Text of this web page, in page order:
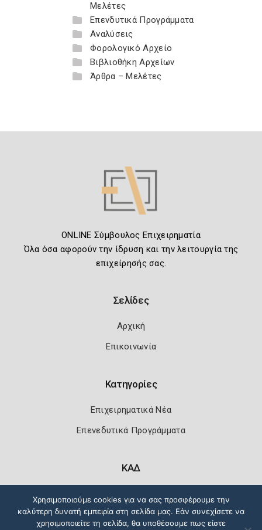
Μελέτες
Επενδυτικά Προγράμματα
Αναλύσεις
Φορολογικό Αρχείο
Βιβλιοθήκη Αρχείων
Άρθρα – Μελέτες
ONLINE Σύμβουλος Επιχειρηματία
Όλα όσα αφορούν την ίδρυση και την λειτουργία της
επιχείρησής σας.
Σελίδες
Αρχική
Επικοινωνία
Κατηγορίες
Επιχειρηματικά Νέα
Επενεδυτικά Προγράμματα
ΚΑΔ
Χρησιμοποιούμε cookies για να σας προσφέρουμε την
καλύτερη δυνατή εμπειρία στη σελίδα μας. Εάν συνεχίσετε να
χρησιμοποιείτε τη σελίδα, θα υποθέσουμε πως είστε